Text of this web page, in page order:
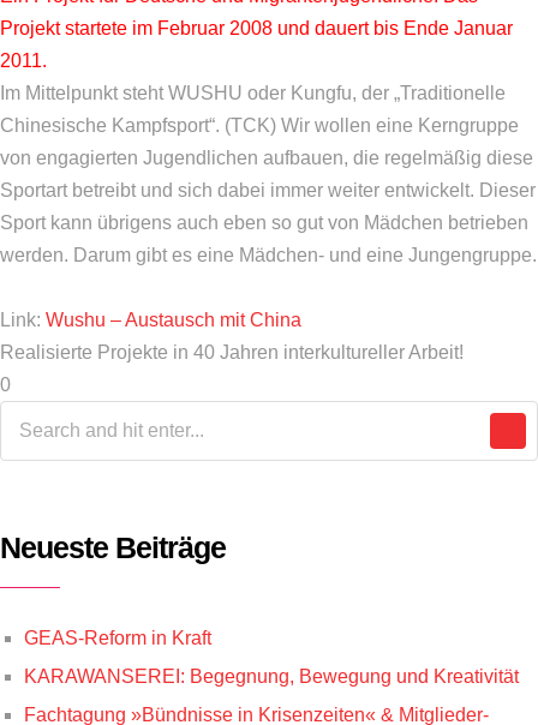
Projekt startete im Februar 2008 und dauert bis Ende Januar
2011.
Im Mittelpunkt steht WUSHU oder Kungfu, der „Traditionelle
Chinesische Kampfsport“. (TCK) Wir wollen eine Kerngruppe
von engagierten Jugendlichen aufbauen, die regelmäßig diese
Sportart betreibt und sich dabei immer weiter entwickelt. Dieser
Sport kann übrigens auch eben so gut von Mädchen betrieben
werden. Darum gibt es eine Mädchen- und eine Jungengruppe.
Link: Wushu – Austausch mit China
Realisierte Projekte in 40 Jahren interkultureller Arbeit!
0
Neueste Beiträge
GEAS-Reform in Kraft
KARAWANSEREI: Begegnung, Bewegung und Kreativität
Fachtagung »Bündnisse in Krisenzeiten« & Mitglieder­